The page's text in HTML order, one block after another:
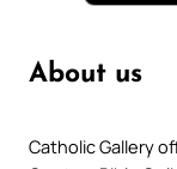
About us
Catholic Gallery